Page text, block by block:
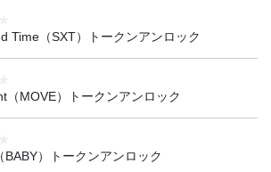
Time（SXT）トークンアンロック
（MOVE）トークンアンロック
BABY）トークンアンロック